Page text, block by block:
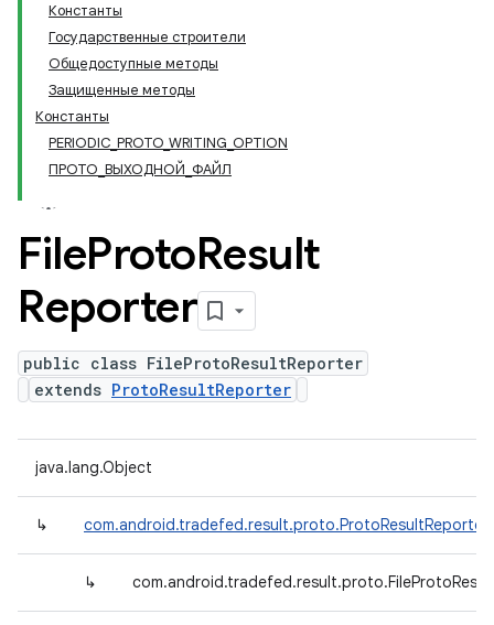
Константы
Государственные строители
Общедоступные методы
Защищенные методы
Константы
PERIODIC_PROTO_WRITING_OPTION
ПРОТО_ВЫХОДНОЙ_ФАЙЛ
FileProtoResult
Reporter
public class FileProtoResultReporter
extends ProtoResultReporter
java.lang.Object
↳ com.android.tradefed.result.proto.ProtoResultReporter
↳